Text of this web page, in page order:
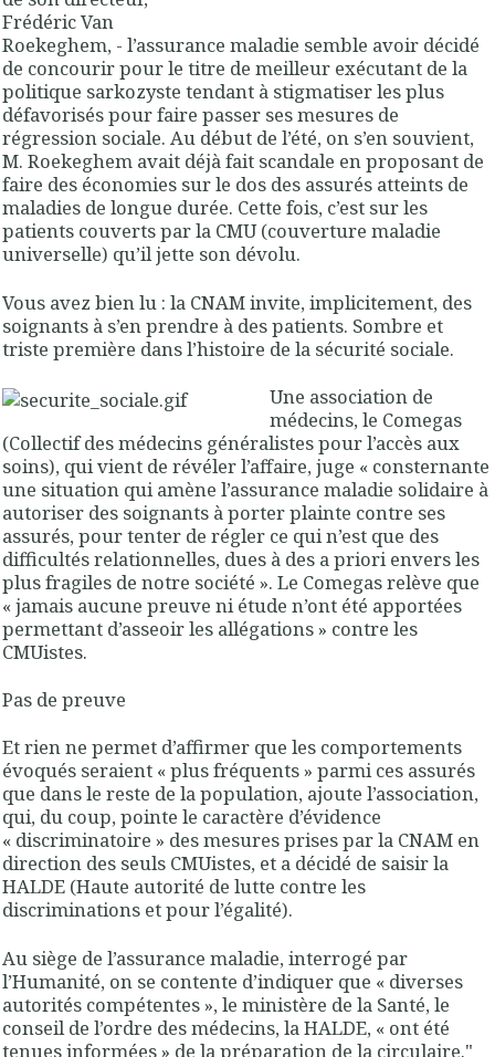
Frédéric Van
Roekeghem, - l’assurance maladie semble avoir décidé
de concourir pour le titre de meilleur exécutant de la
politique sarkozyste tendant à stigmatiser les plus
défavorisés pour faire passer ses mesures de
régression sociale. Au début de l’été, on s’en souvient,
M. Roekeghem avait déjà fait scandale en proposant de
faire des économies sur le dos des assurés atteints de
maladies de longue durée. Cette fois, c’est sur les
patients couverts par la CMU (couverture maladie
universelle) qu’il jette son dévolu.
Vous avez bien lu : la CNAM invite, implicitement, des
soignants à s’en prendre à des patients. Sombre et
triste première dans l’histoire de la sécurité sociale.
Une association de
médecins, le Comegas
(Collectif des médecins généralistes pour l’accès aux
soins), qui vient de révéler l’affaire, juge « consternante
une situation qui amène l’assurance maladie solidaire à
autoriser des soignants à porter plainte contre ses
assurés, pour tenter de régler ce qui n’est que des
difficultés relationnelles, dues à des a priori envers les
plus fragiles de notre société ». Le Comegas relève que
« jamais aucune preuve ni étude n’ont été apportées
permettant d’asseoir les allégations » contre les
CMUistes.
Pas de preuve
Et rien ne permet d’affirmer que les comportements
évoqués seraient « plus fréquents » parmi ces assurés
que dans le reste de la population, ajoute l’association,
qui, du coup, pointe le caractère d’évidence
« discriminatoire » des mesures prises par la CNAM en
direction des seuls CMUistes, et a décidé de saisir la
HALDE (Haute autorité de lutte contre les
discriminations et pour l’égalité).
Au siège de l’assurance maladie, interrogé par
l’Humanité, on se contente d’indiquer que « diverses
autorités compétentes », le ministère de la Santé, le
conseil de l’ordre des médecins, la HALDE, « ont été
tenues informées » de la préparation de la circulaire."